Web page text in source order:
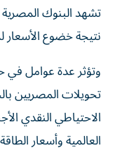
تشهد البنوك المصرية
نتيجة خضوع
وتؤثر عدة عوامل في
تحويلات المصريين
الاحتياطي النقدي
العالمية وأسعار